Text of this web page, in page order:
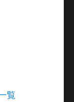
覧